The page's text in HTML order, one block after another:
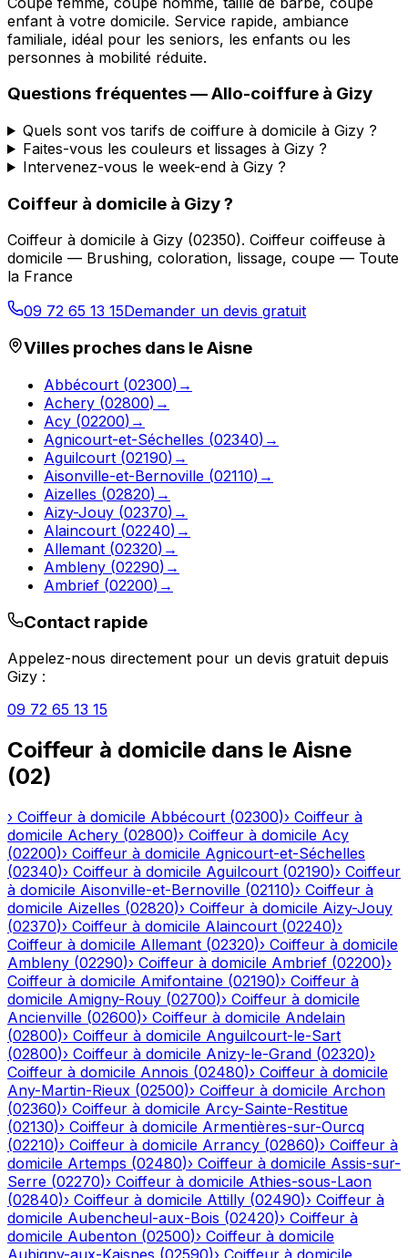
enfant à votre domicile. Service rapide, ambiance
familiale, idéal pour les seniors, les enfants ou les
personnes à mobilité réduite.
Questions fréquentes —Allo-coiffure à Gizy
Quels sont vos tarifs de coiffure à domicile à Gizy ?
Faites-vous les couleurs et lissages à Gizy ?
Intervenez-vous le week-end à Gizy ?
Coiffeur à domicile à Gizy?
Coiffeur à domicile à Gizy (02350). Coiffeur coiffeuse à
domicile — Brushing, coloration, lissage, coupe — Toute
la France
09 72 65 13 15Demander un devis gratuit
Villes proches dans leAisne
Abbécourt (02300) →
Achery (02800) →
Acy (02200) →
Agnicourt-et-Séchelles (02340) →
Aguilcourt (02190) →
Aisonville-et-Bernoville (02110) →
Aizelles (02820) →
Aizy-Jouy (02370) →
Alaincourt (02240) →
Allemant (02320) →
Ambleny (02290) →
Ambrief (02200) →
Contact rapide
Appelez-nous directement pour un devis gratuit depuis
Gizy :
09 72 65 13 15
Coiffeur à domicile dans le Aisne
(02)
› Coiffeur à domicile Abbécourt (02300)› Coiffeur à
domicile Achery (02800)› Coiffeur à domicile Acy
(02200)› Coiffeur à domicile Agnicourt-et-Séchelles
(02340)› Coiffeur à domicile Aguilcourt (02190)› Coiffeur
à domicile Aisonville-et-Bernoville (02110)› Coiffeur à
domicile Aizelles (02820)› Coiffeur à domicile Aizy-Jouy
(02370)› Coiffeur à domicile Alaincourt (02240)›
Coiffeur à domicile Allemant (02320)› Coiffeur à domicile
Ambleny (02290)› Coiffeur à domicile Ambrief (02200)›
Coiffeur à domicile Amifontaine (02190)› Coiffeur à
domicile Amigny-Rouy (02700)› Coiffeur à domicile
Ancienville (02600)› Coiffeur à domicile Andelain
(02800)› Coiffeur à domicile Anguilcourt-le-Sart
(02800)› Coiffeur à domicile Anizy-le-Grand (02320)›
Coiffeur à domicile Annois (02480)› Coiffeur à domicile
Any-Martin-Rieux (02500)› Coiffeur à domicile Archon
(02360)› Coiffeur à domicile Arcy-Sainte-Restitue
(02130)› Coiffeur à domicile Armentières-sur-Ourcq
(02210)› Coiffeur à domicile Arrancy (02860)› Coiffeur à
domicile Artemps (02480)› Coiffeur à domicile Assis-sur-
Serre (02270)› Coiffeur à domicile Athies-sous-Laon
(02840)› Coiffeur à domicile Attilly (02490)› Coiffeur à
domicile Aubencheul-aux-Bois (02420)› Coiffeur à
domicile Aubenton (02500)› Coiffeur à domicile